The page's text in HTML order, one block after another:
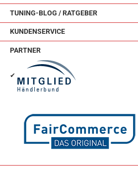
TUNING-BLOG / RATGEBER
KUNDENSERVICE
PARTNER
✔